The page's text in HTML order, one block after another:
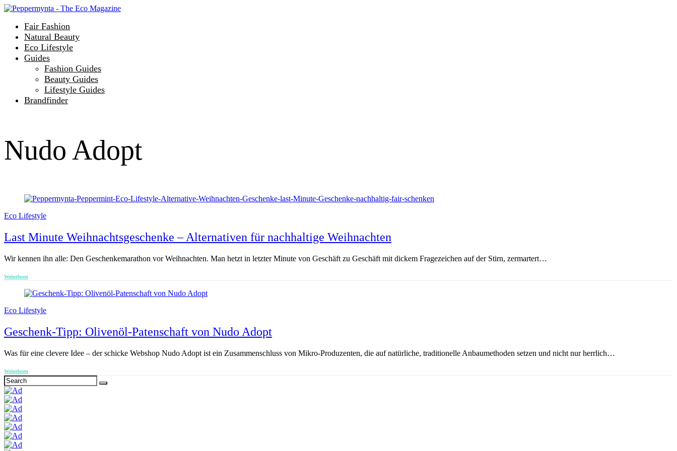
Fair Fashion
Natural Beauty
Eco Lifestyle
Guides
Fashion Guides
Beauty Guides
Lifestyle Guides
Brandfinder
Nudo Adopt
Eco Lifestyle
Last Minute Weihnachtsgeschenke – Alternativen für nachhaltige Weihnachten
Wir kennen ihn alle: Den Geschenkemarathon vor Weihnachten. Man hetzt in letzter Minute von Geschäft zu Geschäft mit dickem Fragezeichen auf der Stirn, zermartert…
Weiterlesen
Eco Lifestyle
Geschenk-Tipp: Olivenöl-Patenschaft von Nudo Adopt
Was für eine clevere Idee – der schicke Webshop Nudo Adopt ist ein Zusammenschluss von Mikro-Produzenten, die auf natürliche, traditionelle Anbaumethoden setzen und nicht nur herrlich…
Weiterlesen